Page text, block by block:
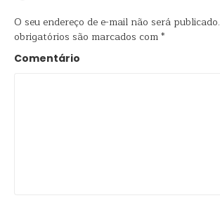
O seu endereço de e-mail não será publicado.
obrigatórios são marcados com*
Comentário